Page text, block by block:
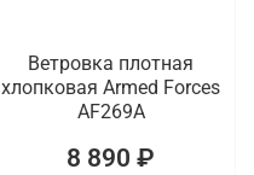
Ветровка плотная
хлопковая Armed Forces
AF269A
8 890 ₽